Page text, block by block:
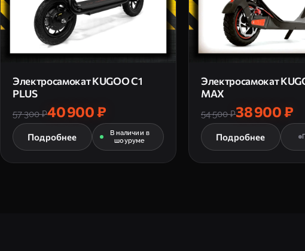
Электросамокат KUGOO C1
PLUS
57 300 ₽40 900 ₽
Подробнее
В наличии в
шоуруме
Электросамокат
MAX
54 500 ₽38 900 ₽
Подробнее